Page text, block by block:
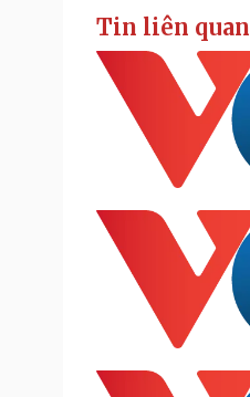
Tin liên quan